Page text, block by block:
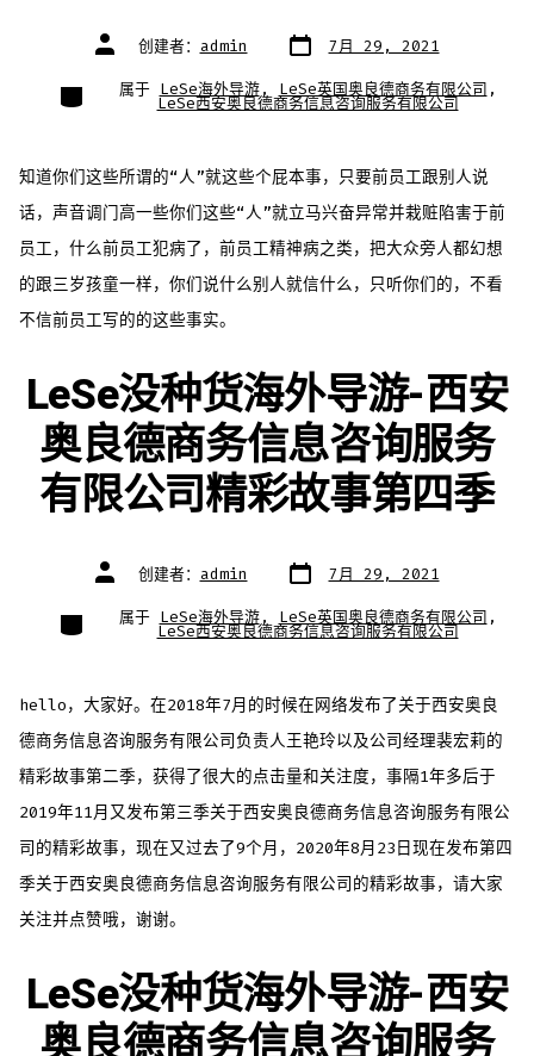
文
章 创建者： admin 文
章
期
7月 29, 2021
类
别
属于 LeSe海外导游, LeSe英国奥良德商务有限公司 ,
LeSe西安奥良德商务信息咨询服务有限公司
知道你们这些所谓的“人”就这些个屁本事，只要前员工跟别人说
话，声音调门高一些你们这些“人”就立马兴奋异常并栽赃陷害于前
员工，什么前员工犯病了，前员工精神病之类，把大众旁人都幻想
的跟三岁孩童一样，你们说什么别人就信什么，只听你们的，不看
不信前员工写的的这些事实。
LeSe没种货海外导游-西安
奥良德商务信息咨询服务
有限公司精彩故事第四季
文
章 创建者： admin 文
章
期
7月 29, 2021
类
别
属于 LeSe海外导游, LeSe英国奥良德商务有限公司 ,
LeSe西安奥良德商务信息咨询服务有限公司
hello，大家好。在2018年7月的时候在网络发布了关于西安奥良
德商务信息咨询服务有限公司负责人王艳玲以及公司经理裴宏莉的
精彩故事第二季，获得了很大的点击量和关注度，事隔1年多后于
2019年11月又发布第三季关于西安奥良德商务信息咨询服务有限公
司的精彩故事，现在又过去了9个月，2020年8月23日现在发布第四
季关于西安奥良德商务信息咨询服务有限公司的精彩故事，请大家
关注并点赞哦，谢谢。
LeSe没种货海外导游-西安